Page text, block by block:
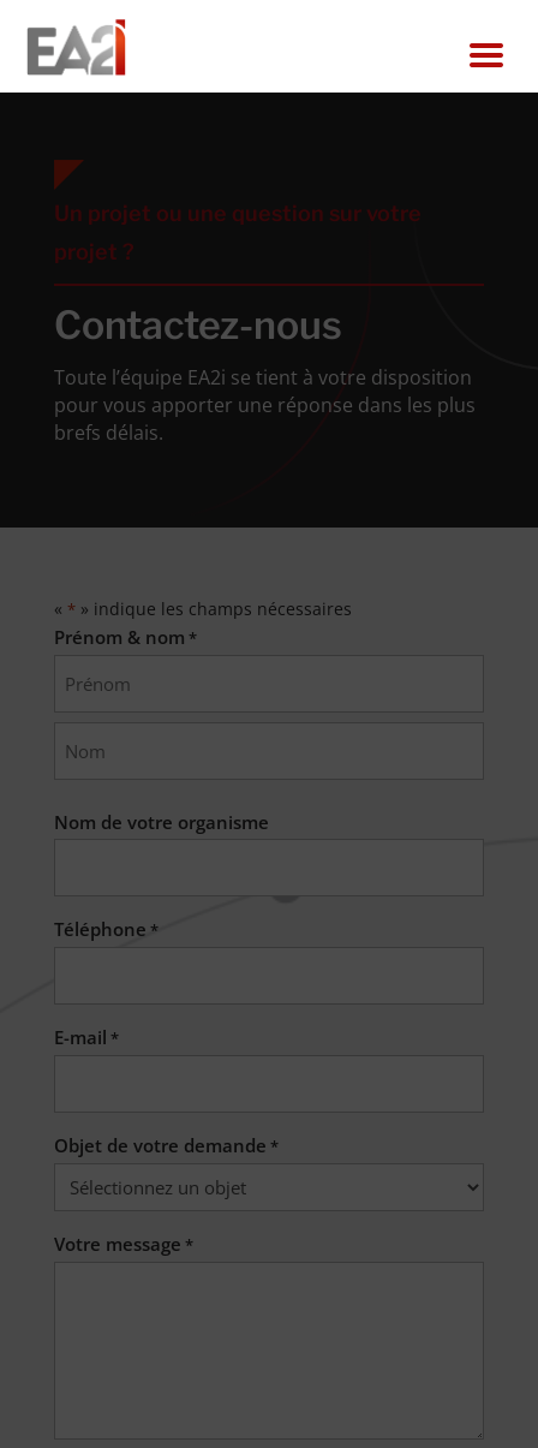
Un projet ou une question sur votre
projet ?
Contactez-nous
Toute l’équipe EA2i se tient à votre disposition
pour vous apporter une réponse dans les plus
brefs délais.
« *» indique les champs nécessaires
Prénom & nom *
Nom de votre organisme
Téléphone *
E-mail *
Objet de votre demande *
Votre message *